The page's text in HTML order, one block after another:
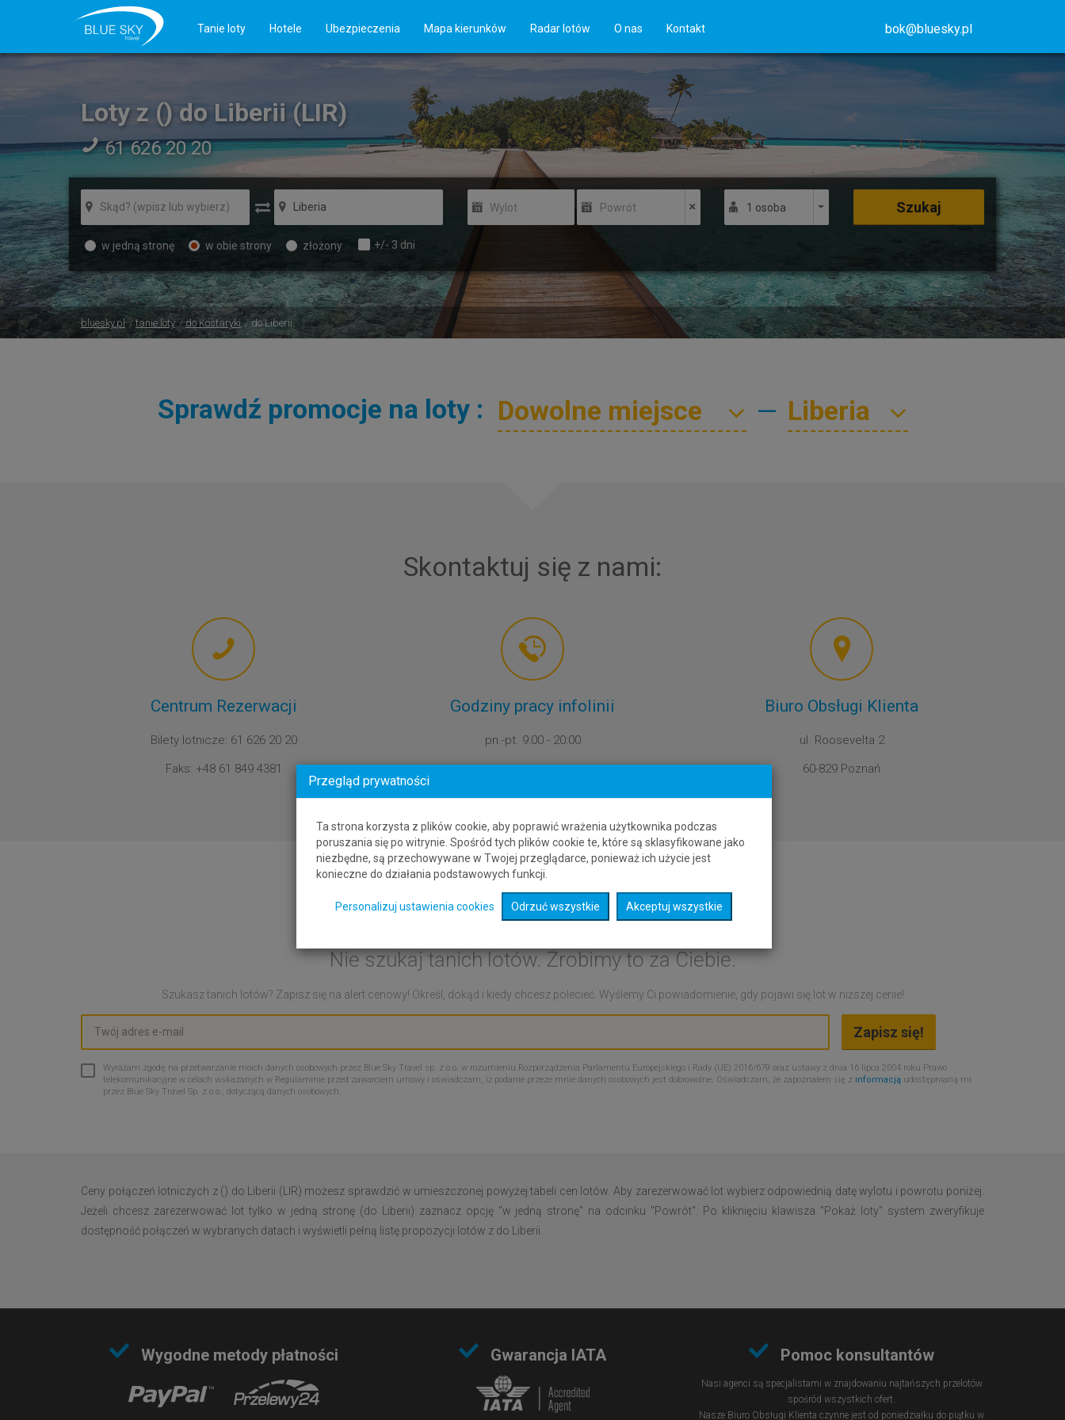
Tanie loty Hotele Ubezpieczenia Mapa kierunków Radar lotów O nas Kontakt bok@bluesky.pl
Loty z () do Liberii (LIR)
61 626 20 20
Wylot Powrót 1 osoba
w jedną stronę w obie strony złożony +/- 3 dni
Szukaj
bluesky.pl tanie loty do Kostaryki do Liberii
Sprawdź promocje na loty : —
Skontaktuj się z nami:
Centrum Rezerwacji
Bilety lotnicze: 61 626 20 20
Faks: +48 61 849 4381
Godziny pracy infolinii
pn.-pt. 9:00 - 20:00
Biuro Obsługi Klienta
ul. Roosevelta 2
60-829 Poznań
Alert cenowy: Liberia
Nie szukaj tanich lotów. Zrobimy to za Ciebie.
Szukasz tanich lotów? Zapisz się na alert cenowy! Określ, dokąd i kiedy chcesz polecieć. Wyślemy Ci powiadomienie, gdy pojawi się lot w niższej cenie!
Wyrażam zgodę na przetwarzanie moich danych osobowych przez Blue Sky Travel sp. z o.o. w rozumieniu Rozporządzenia Parlamentu Europejskiego i Rady (UE) 2016/679 oraz ustawy z dnia 16 lipca 2004 roku Prawo
telekomunikacyjne w celach wskazanych w Regulaminie przed zawarciem umowy i oświadczam, iż podanie przeze mnie danych osobowych jest dobrowolne. Oświadczam, że zapoznałem się z informacją udostępnianą mi
przez Blue Sky Travel Sp. z o.o., dotyczącą danych osobowych.
Ceny połączeń lotniczych z () do Liberii (LIR) możesz sprawdzić w umieszczonej powyżej tabeli cen lotów. Aby zarezerwować lot wybierz odpowiednią datę wylotu i powrotu poniżej.
Jeżeli chcesz zarezerwować lot tylko w jedną stronę (do Liberii) zaznacz opcję "w jedną stronę" na odcinku "Powrót". Po kliknięciu klawisza "Pokaż loty" system zweryfikuje
dostępność połączeń w wybranych datach i wyświetli pełną listę propozycji lotów z do Liberii.
Wygodne metody płatności Gwarancja IATA Pomoc konsultantów
Nasi agenci są specjalistami w znajdowaniu najtańszych przelotów
spośród wszystkich ofert.
Nasze Biuro Obsługi Klienta czynne jest od poniedziałku do piątku w
Przegląd prywatności
Ta strona korzysta z plików cookie, aby poprawić wrażenia użytkownika podczas
poruszania się po witrynie. Spośród tych plików cookie te, które są sklasyfikowane jako
niezbędne, są przechowywane w Twojej przeglądarce, ponieważ ich użycie jest
konieczne do działania podstawowych funkcji.
Personalizuj ustawienia cookies Odrzuć wszystkie Akceptuj wszystkie